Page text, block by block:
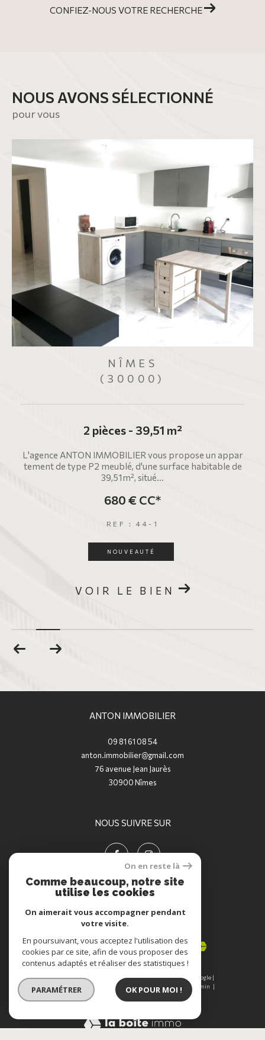
CONFIEZ-NOUS VOTRE RECHERCHE
NOUS AVONS SÉLECTIONNÉ
pour vous
NÎMES
(30000)
2 pièces - 39,51 m²
L'agence ANTON IMMOBILIER vous propose un appar
tement de type P2 meublé, d'une surface habitable de
39,51m², situé...
680 € CC*
REF : 44-1
NOUVEAUTÉ
VOIR LE BIEN
ANTON IMMOBILIER
09 81 61 08 54
anton.immobilier@gmail.com
76 avenue Jean Jaurès
30900
nîmes
NOUS SUIVRE SUR
ADHÉRENTS
© 2026 | Tous droits réservés | Traduction powered by Google |
Nos honoraires
Plan du site Mentions légales
Admin
Nos partenaires
Politique RGPD Cookies
On en reste là
Comme beaucoup, notre site
utilise les cookies
On aimerait vous accompagner pendant
votre visite.
En poursuivant, vous acceptez l'utilisation des
cookies par ce site, afin de vous proposer des
contenus adaptés et réaliser des statistiques !
PARAMÉTRER OK POUR MOI !